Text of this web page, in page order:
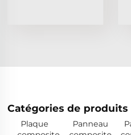
Catégories de produits
Plaque
Panneau